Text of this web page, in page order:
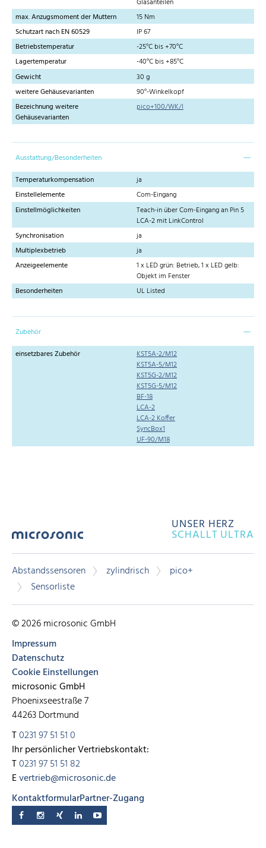
max. Anzugsmoment der Muttern
15 Nm
Schutzart nach EN 60529
IP 67
Betriebstemperatur
-25°C bis +70°C
Lagertemperatur
-40°C bis +85°C
Gewicht
30 g
weitere Gehäusevarianten
90°-Winkelkopf
Bezeichnung weitere
Gehäusevarianten
pico+100/WK/I
Ausstattung/Besonderheiten
Temperaturkompensation
ja
Einstellelemente
Com-Eingang
Einstellmöglichkeiten
Teach-in über Com-Eingang an Pin 5
LCA-2 mit LinkControl
Synchronisation
ja
Multiplexbetrieb
ja
Anzeigeelemente
1 x LED grün: Betrieb, 1 x LED gelb:
Objekt im Fenster
Besonderheiten
UL Listed
Zubehör
einsetzbares Zubehör
KST5A-2/M12
KST5A-5/M12
KST5G-2/M12
KST5G-5/M12
BF-18
LCA-2
LCA-2 Koffer
SyncBox1
UF-90/M18
UNSER HERZ
SCHALLT ULTRA
Abstandssensoren zylindrisch
pico+
Sensorliste
© 2026 microsonic GmbH
Impressum
Datenschutz
Cookie Einstellungen
microsonic GmbH
Phoenixseestraße 7
44263 Dortmund
T0231 97 51 51 0
Ihr persönlicher Vertriebskontakt:
T0231 97 51 51 82
Evertrieb@microsonic.de
KontaktformularPartner-Zugang